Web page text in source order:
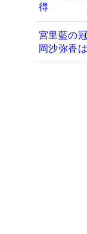
得
宮里藍の
岡沙弥香